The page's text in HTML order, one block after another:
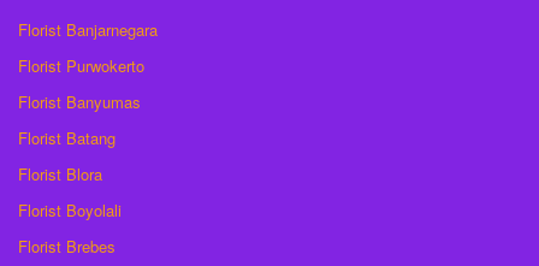
Florist Banjarnegara
Florist Purwokerto
Florist Banyumas
Florist Batang
Florist Blora
Florist Boyolali
Florist Brebes